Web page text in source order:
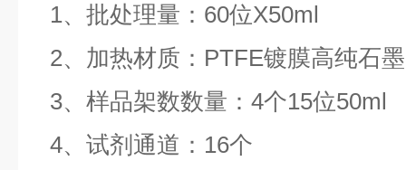
1、批处理量：60位X50ml
2、加热材质：PTFE镀膜高纯石墨
3、样品架数数量：4个15位50ml
4、试剂通道：16个